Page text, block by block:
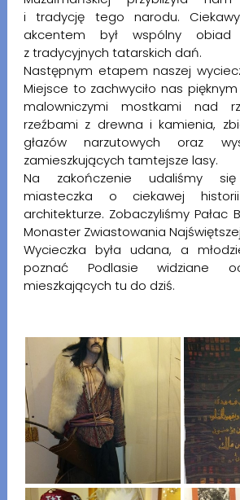
i tradycję tego narodu.
akcentem był wspólny obiad
z tradycyjnych tatarskich dań.
Następnym etapem naszej
Miejsce to zachwyciło nas
malowniczymi mostkami nad
rzeźbami z drewna i kamienia,
głazów narzutowych oraz
zamieszkujących tamtejsze lasy.
Na zakończenie udaliśmy
miasteczka o ciekawej
architekturze. Zobaczyliśmy Pałac
Monaster Zwiastowania
Wycieczka była udana, a
poznać Podlasie widziane
mieszkających tu do dziś.